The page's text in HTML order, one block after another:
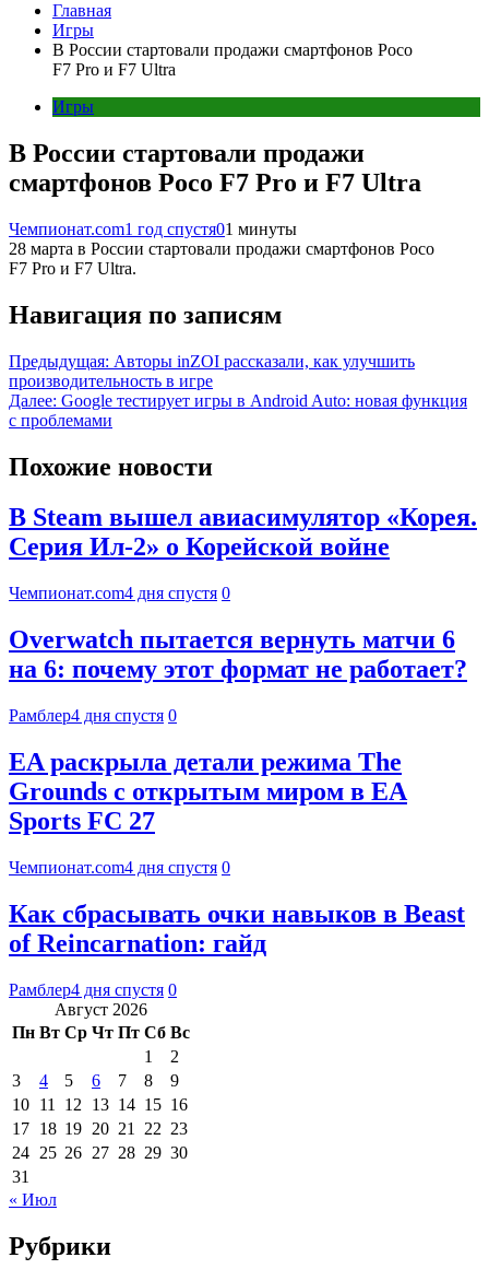
Главная
Игры
В России стартовали продажи смартфонов Poco
F7 Pro и F7 Ultra
Игры
В России стартовали продажи
смартфонов Poco F7 Pro и F7 Ultra
Чемпионат.com1 год спустя01 минуты
28 марта в России стартовали продажи смартфонов Poco
F7 Pro и F7 Ultra.
Навигация по записям
Предыдущая: Авторы inZOI рассказали, как улучшить
производительность в игре
Далее: Google тестирует игры в Android Auto: новая функция
с проблемами
Похожие новости
В Steam вышел авиасимулятор «Корея.
Серия Ил-2» о Корейской войне
Чемпионат.com4 дня спустя 0
Overwatch пытается вернуть матчи 6
на 6: почему этот формат не работает?
Рамблер4 дня спустя 0
EA раскрыла детали режима The
Grounds с открытым миром в EA
Sports FC 27
Чемпионат.com4 дня спустя 0
Как сбрасывать очки навыков в Beast
of Reincarnation: гайд
Рамблер4 дня спустя 0
Август 2026
Пн Вт Ср Чт Пт Сб Вс
1
2
3
4 5 6 7 8
9
10 11 12 13 14 15 16
17 18 19 20 21 22 23
24 25 26 27 28 29 30
31
« Июл
Рубрики